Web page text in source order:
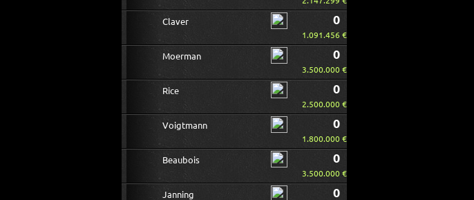
Claver 0
1.091.456 €
Moerman 0
3.500.000 €
Rice 0
2.500.000 €
Voigtmann 0
1.800.000 €
Beaubois 0
3.500.000 €
Janning 0